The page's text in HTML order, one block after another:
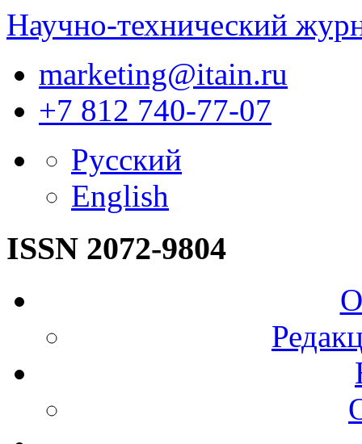
Научно-технический
marketing@itain.ru
+7 812 740-77-07
Русский
English
ISSN 2072-9804